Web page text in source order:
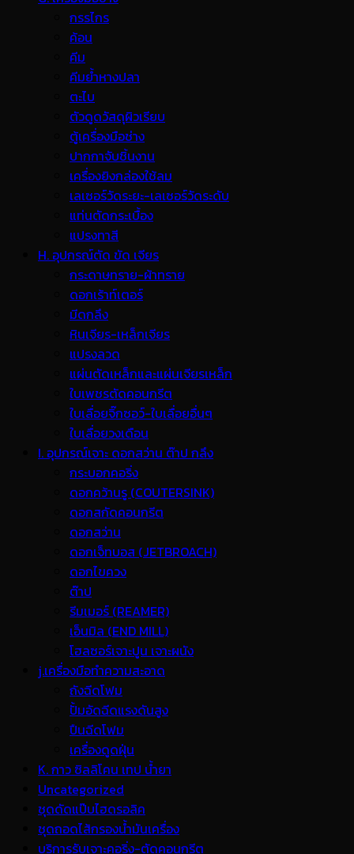
กรรไกร
ค้อน
คีม
คีมย้ำหางปลา
ตะไบ
ตัวดูดวัสดุผิวเรียบ
ตู้เครื่องมือช่าง
ปากกาจับชิ้นงาน
เครื่องยิงกล่องใช้ลม
เลเซอร์วัดระยะ-เลเซอร์วัดระดับ
แท่นตัดกระเบื้อง
แปรงทาสี
H. อุปกรณ์ตัด ขัด เจียร
กระดาษทราย-ผ้าทราย
ดอกเร้าท์เตอร์
มีดกลึง
หินเจียร-เหล็กเจียร
แปรงลวด
แผ่นตัดเหล็กและแผ่นเจียรเหล็ก
ใบเพชรตัดคอนกรีต
ใบเลื่อยจิ๊กซอว์-ใบเลื่อยอื่นๆ
ใบเลื่อยวงเดือน
I. อุปกรณ์เจาะ ดอกสว่าน ต๊าป กลึง
กระบอกคอริ่ง
ดอกคว้านรู (COUTERSINK)
ดอกสกัดคอนกรีต
ดอกสว่าน
ดอกเจ็ทบอส (JETBROACH)
ดอกไขควง
ต๊าป
รีมเมอร์ (REAMER)
เอ็นมิล (END MILL)
โฮลซอร์เจาะปูน เจาะผนัง
j.เครื่องมือทำความสะอาด
ถังฉีดโฟม
ปั้มอัดฉีดแรงดันสูง
ปืนฉีดโฟม
เครื่องดูดฝุ่น
K. กาว ซิลลิโคน เทป น้ำยา
Uncategorized
ชุดดัดแป๊บไฮดรอลิค
ชุดถอดไส้กรองน้ำมันเครื่อง
บริการรับเจาะคอริ่ง-ตัดคอนกรีต